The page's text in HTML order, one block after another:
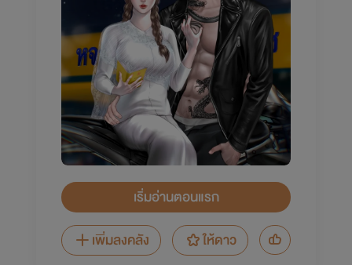
เริ่มอ่านตอนแรก
เพิ่มลงคลัง
ให้ดาว